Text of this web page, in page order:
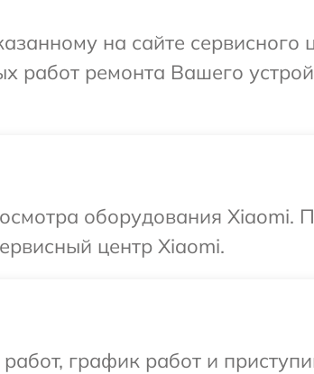
на сайте сервисного
работ ремонта Вашего
оборудования Xiaomi.
центр Xiaomi.
график работ и